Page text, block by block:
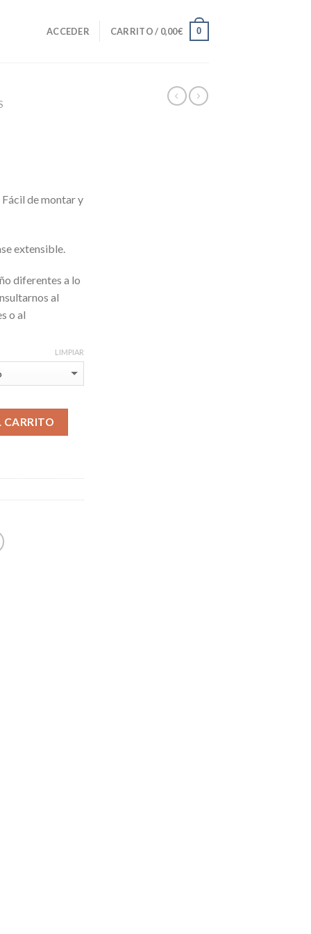
ACCEDER CARRITO / 0,00€ 0
de montar y
extensible.
diferentes a lo
al
o al
LIMPIAR
CARRITO